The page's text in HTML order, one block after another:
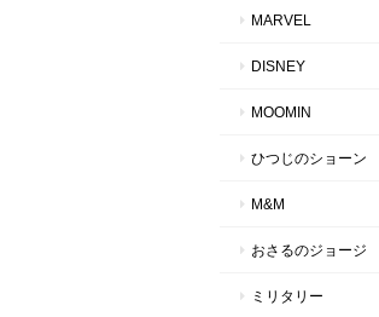
MARVEL
DISNEY
MOOMIN
ひつじのショーン
M&M
おさるのジョージ
ミリタリー